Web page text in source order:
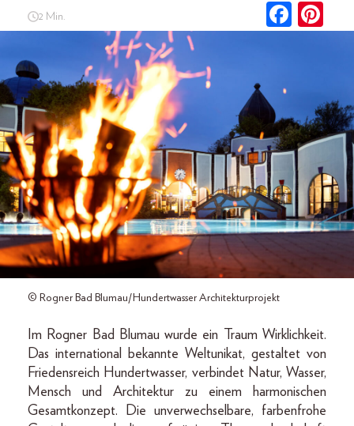
2 Min.
© Rogner Bad Blumau/Hundertwasser Architekturprojekt
Im Rogner Bad Blumau wurde ein Traum Wirklichkeit.
Das international bekannte Weltunikat, gestaltet von
Friedensreich Hundertwasser, verbindet Natur, Wasser,
Mensch und Architektur zu einem harmonischen
Gesamtkonzept. Die unverwechselbare, farbenfrohe